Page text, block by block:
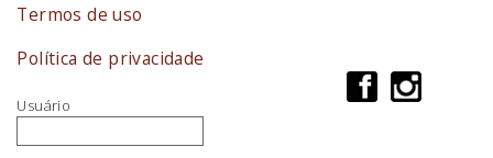
Termos de uso
Política de privacidade
Usuário